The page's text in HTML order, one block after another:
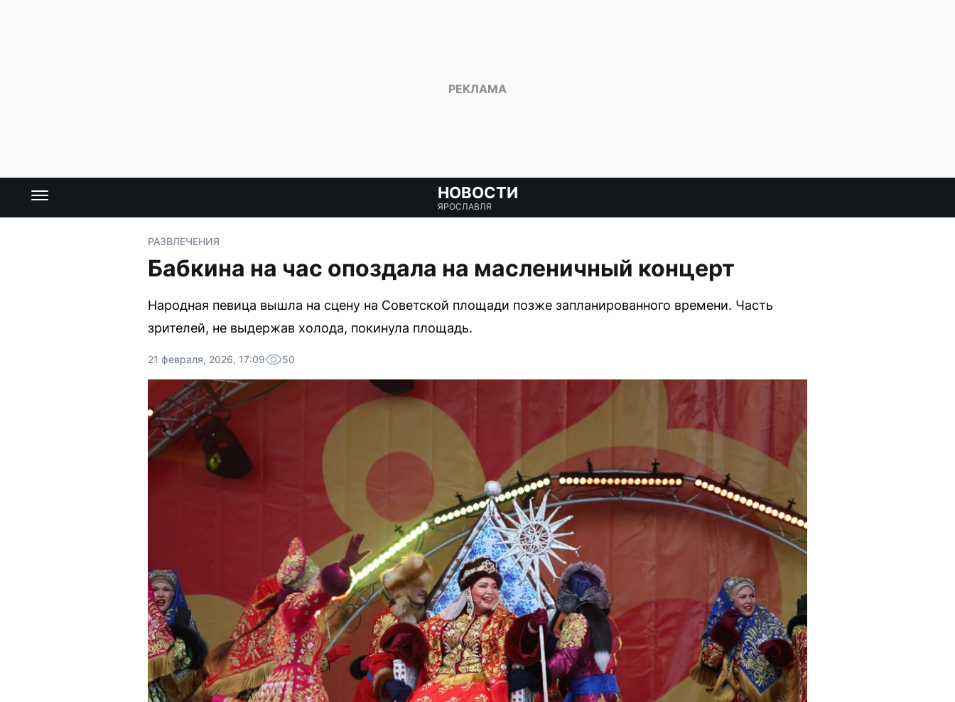
НОВОСТИ
ЯРОСЛАВЛЯ
РАЗВЛЕЧЕНИЯ
Бабкина на час опоздала на масленичный концерт
Народная певица вышла на сцену на Советской площади позже запланированного времени. Часть
зрителей, не выдержав холода, покинула площадь.
21 февраля, 2026, 17:09 50